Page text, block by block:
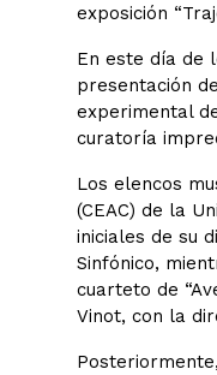
exposición
En este día de
presentación
experimental
curatoría
Los elencos
(CEAC) de la
iniciales de su
Sinfónico,
cuarteto de
Vinot, con la